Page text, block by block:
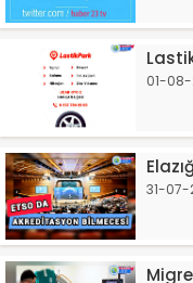
01-
31-